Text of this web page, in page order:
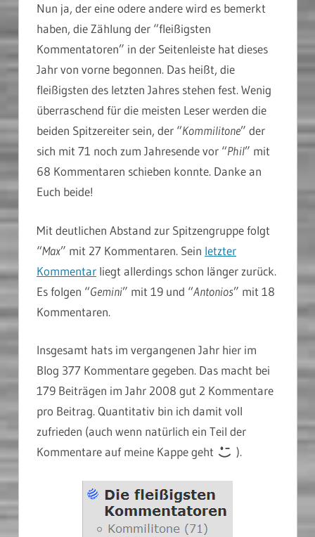
Nun ja, der eine odere andere wird es bemerkt
haben, die Zählung der “fleißigsten
Kommentatoren” in der Seitenleiste hat dieses
Jahr von vorne begonnen. Das heißt, die
fleißigsten des letzten Jahres stehen fest. Wenig
überraschend für die meisten Leser werden die
beiden Spitzereiter sein, der “Kommilitone” der
sich mit 71 noch zum Jahresende vor “Phil” mit
68 Kommentaren schieben konnte. Danke an
Euch beide!
Mit deutlichen Abstand zur Spitzengruppe folgt
“Max” mit 27 Kommentaren. Sein letzter
Kommentar liegt allerdings schon länger zurück.
Es folgen “Gemini” mit 19 und “Antonios” mit 18
Kommentaren.
Insgesamt hats im vergangenen Jahr hier im
Blog 377 Kommentare gegeben. Das macht bei
179 Beiträgen im Jahr 2008 gut 2 Kommentare
pro Beitrag. Quantitativ bin ich damit voll
zufrieden (auch wenn natürlich ein Teil der
Kommentare auf meine Kappe geht
).